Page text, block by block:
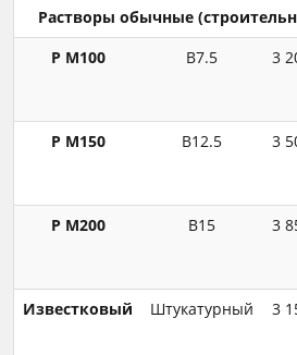
Растворы обычные
Р М100
В7.5 3
Р М150
В12.5 3
Р М200
В15 3
Известковый
Штукатурный 3